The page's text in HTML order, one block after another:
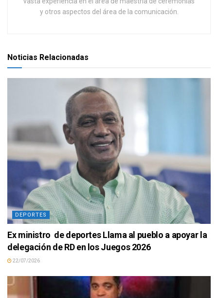
y otros aspectos del área de la comunicación.
Noticias Relacionadas
DEPORTES
Ex ministro de deportes Llama al pueblo a apoyar la
delegación de RD en los Juegos 2026
22/07/2026